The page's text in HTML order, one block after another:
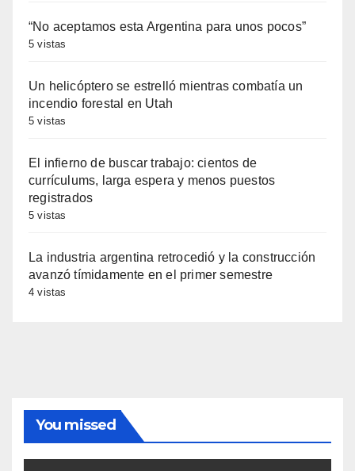
“No aceptamos esta Argentina para unos pocos”
5 vistas
Un helicóptero se estrelló mientras combatía un
incendio forestal en Utah
5 vistas
El infierno de buscar trabajo: cientos de
currículums, larga espera y menos puestos
registrados
5 vistas
La industria argentina retrocedió y la construcción
avanzó tímidamente en el primer semestre
4 vistas
You missed